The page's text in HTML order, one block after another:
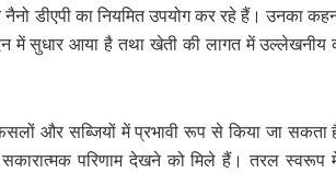
डीएपी का नियमित उपयोग कर रहे हैं। उनका
में सुधार आया है तथा खेती की लागत में
फसलों और सब्जियों में प्रभावी रूप से किया जा
परिणाम देखने को मिले हैं। तरल स्वरूप